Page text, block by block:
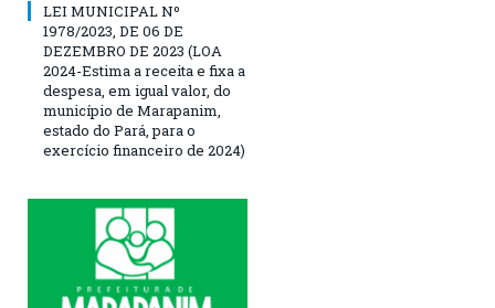
LEI MUNICIPAL Nº
1978/2023, DE 06 DE
DEZEMBRO DE 2023 (LOA
2024-Estima a receita e fixa a
despesa, em igual valor, do
município de Marapanim,
estado do Pará, para o
exercício financeiro de 2024)